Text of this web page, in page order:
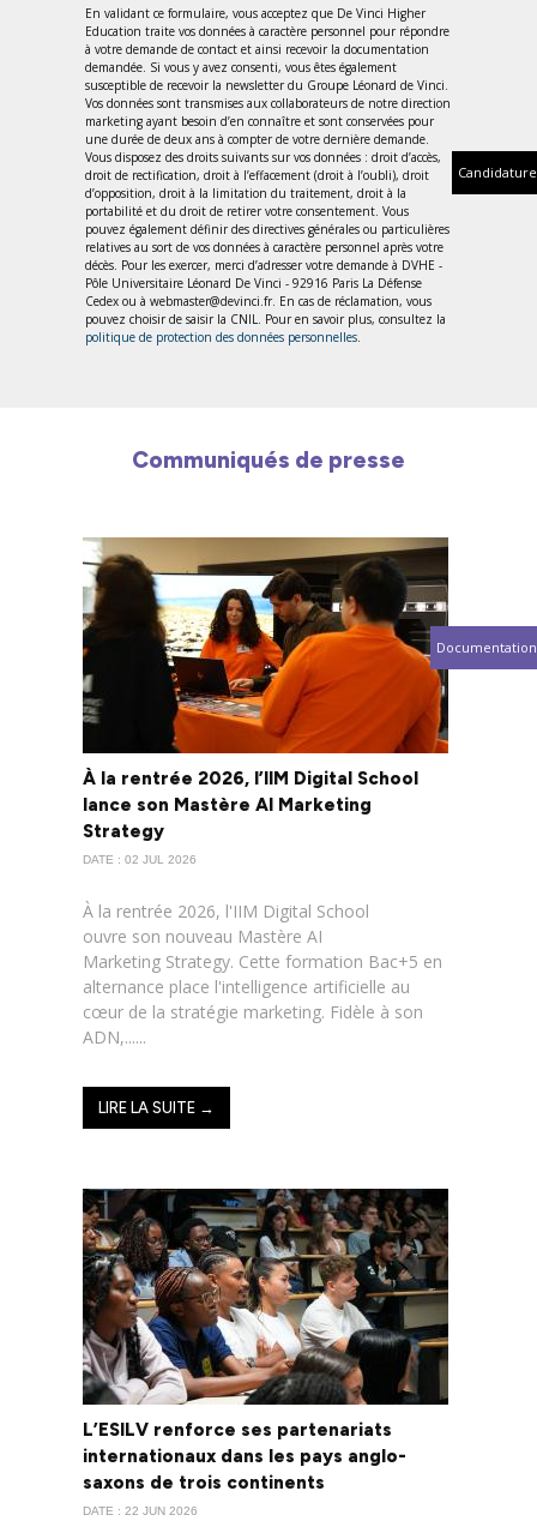
Candidature
Documentation
En validant ce formulaire, vous acceptez que De Vinci Higher
Education traite vos données à caractère personnel pour répondre
à votre demande de contact et ainsi recevoir la documentation
demandée. Si vous y avez consenti, vous êtes également
susceptible de recevoir la newsletter du Groupe Léonard de Vinci.
Vos données sont transmises aux collaborateurs de notre direction
marketing ayant besoin d’en connaître et sont conservées pour
une durée de deux ans à compter de votre dernière demande.
Vous disposez des droits suivants sur vos données : droit d’accès,
droit de rectification, droit à l’effacement (droit à l’oubli), droit
d’opposition, droit à la limitation du traitement, droit à la
portabilité et du droit de retirer votre consentement. Vous
pouvez également définir des directives générales ou particulières
relatives au sort de vos données à caractère personnel après votre
décès. Pour les exercer, merci d’adresser votre demande à DVHE -
Pôle Universitaire Léonard De Vinci - 92916 Paris La Défense
Cedex ou à webmaster@devinci.fr. En cas de réclamation, vous
pouvez choisir de saisir la CNIL. Pour en savoir plus, consultez la
politique de protection des données personnelles
Communiqués de presse
À la rentrée 2026, l’IIM Digital School
lance son Mastère AI Marketing
Strategy
DATE : 02 JUL 2026
À la rentrée 2026, l'IIM Digital School
ouvre son nouveau Mastère AI
Marketing Strategy. Cette formation Bac+5 en
alternance place l'intelligence artificielle au
cœur de la stratégie marketing. Fidèle à son
ADN,......
LIRE LA SUITE →
L’ESILV renforce ses partenariats
internationaux dans les pays anglo-
saxons de trois continents
DATE : 22 JUN 2026